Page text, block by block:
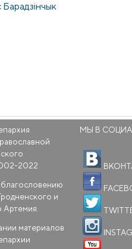
2022
благословению
и
Артемия.
материалов
МЫ В